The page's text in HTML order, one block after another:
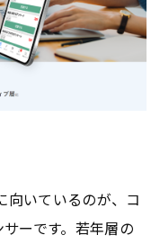
向いているのが、コ
ーです。若年層の